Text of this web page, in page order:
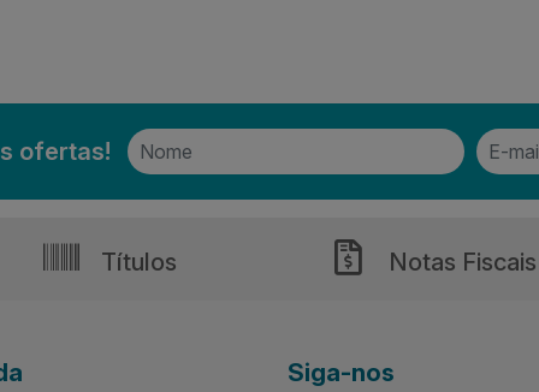
ofertas!
Títulos Notas Fiscais
Siga-nos